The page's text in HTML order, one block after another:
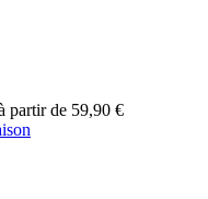
partir de 59,90 €